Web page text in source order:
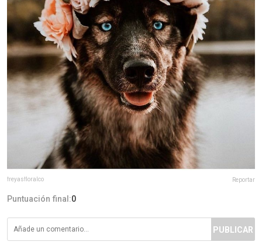
freyasfloralco Reportar
Puntuación final:0
PUBLICAR